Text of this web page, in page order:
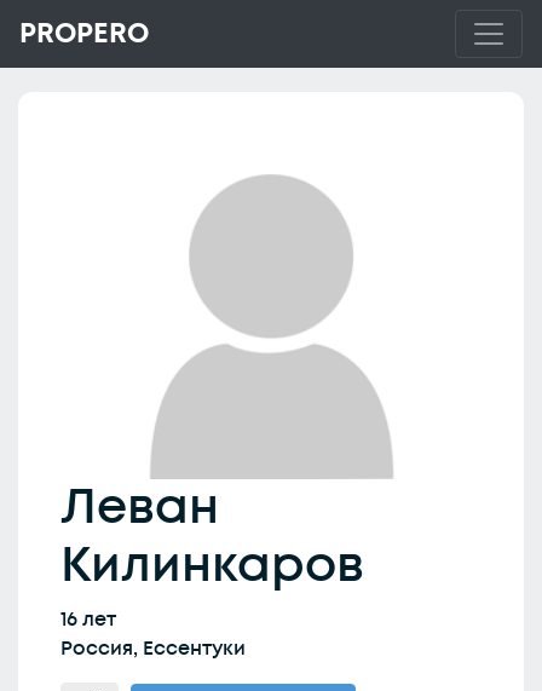
PROPERO
Леван
Килинкаров
16 лет
Россия, Ессентуки